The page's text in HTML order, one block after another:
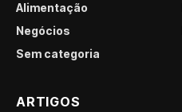
Alimentação
Negócios
Sem categoria
ARTIGOS